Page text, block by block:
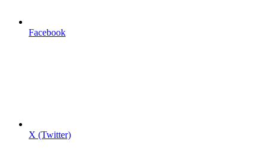
Facebook
X (Twitter)